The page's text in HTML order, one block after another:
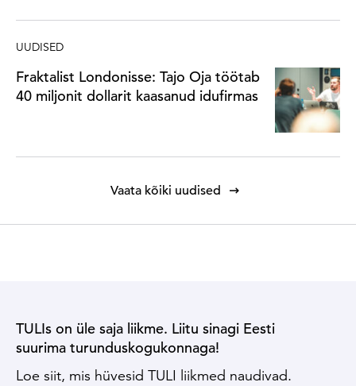
UUDISED
Fraktalist Londonisse: Tajo Oja töötab
40 miljonit dollarit kaasanud idufirmas
Vaata kõiki uudised
TULIs on üle saja liikme. Liitu sinagi Eesti
suurima turunduskogukonnaga!
Loe siit, mis hüvesid TULI liikmed naudivad.